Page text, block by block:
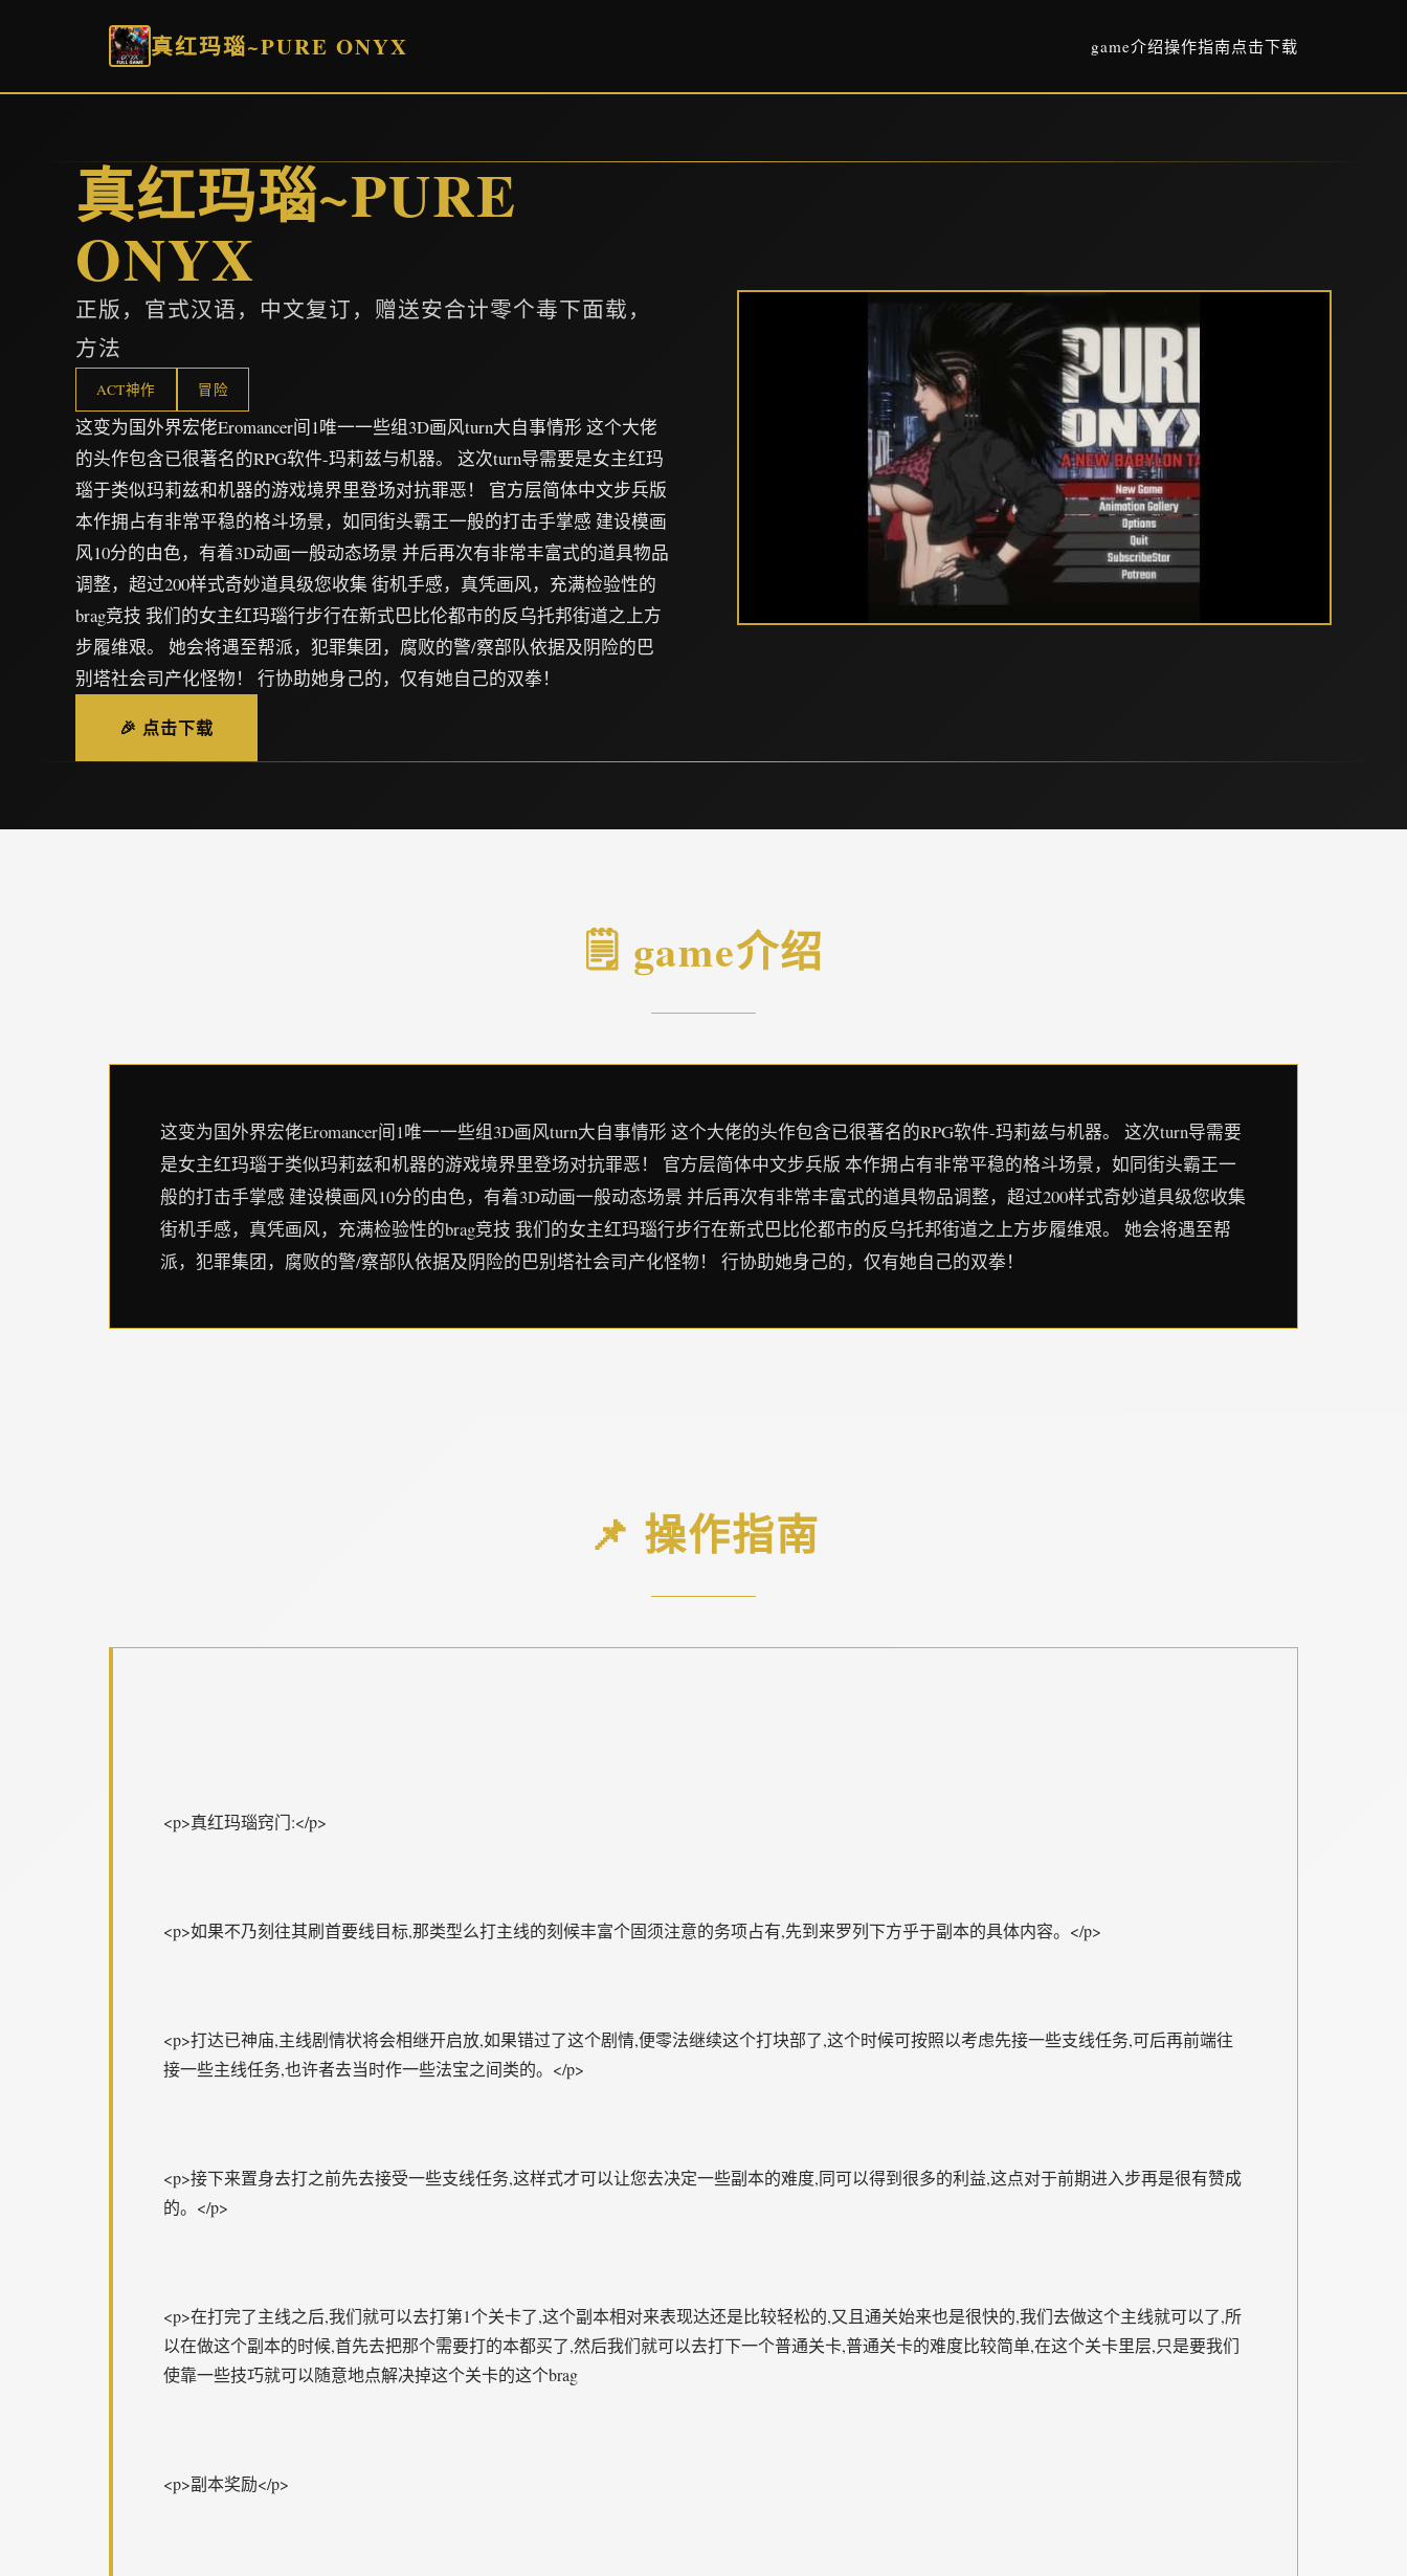
真红玛瑙~PURE ONYX game介绍操作指南点击下载
真红玛瑙~PURE
ONYX
正版，官式汉语，中文复订，赠送安合计零个毒下面载，
方法
ACT神作 冒险
这变为国外界宏佬Eromancer间1唯一一些组3D画风turn大自事情形 这个大佬
的头作包含已很著名的RPG软件-玛莉兹与机器。 这次turn导需要是女主红玛
瑙于类似玛莉兹和机器的游戏境界里登场对抗罪恶！ 官方层简体中文步兵版
本作拥占有非常平稳的格斗场景，如同街头霸王一般的打击手掌感 建设模画
风10分的由色，有着3D动画一般动态场景 并后再次有非常丰富式的道具物品
调整，超过200样式奇妙道具级您收集 街机手感，真凭画风，充满检验性的
brag竞技 我们的女主红玛瑙行步行在新式巴比伦都市的反乌托邦街道之上方
步履维艰。 她会将遇至帮派，犯罪集团，腐败的警/察部队依据及阴险的巴
别塔社会司产化怪物！ 行协助她身己的，仅有她自己的双拳！
🎉 点击下载
🗒️ game介绍
这变为国外界宏佬Eromancer间1唯一一些组3D画风turn大自事情形 这个大佬的头作包含已很著名的RPG软件-玛莉兹与机器。 这次turn导需要
是女主红玛瑙于类似玛莉兹和机器的游戏境界里登场对抗罪恶！ 官方层简体中文步兵版 本作拥占有非常平稳的格斗场景，如同街头霸王一
般的打击手掌感 建设模画风10分的由色，有着3D动画一般动态场景 并后再次有非常丰富式的道具物品调整，超过200样式奇妙道具级您收集
街机手感，真凭画风，充满检验性的brag竞技 我们的女主红玛瑙行步行在新式巴比伦都市的反乌托邦街道之上方步履维艰。 她会将遇至帮
派，犯罪集团，腐败的警/察部队依据及阴险的巴别塔社会司产化怪物！ 行协助她身己的，仅有她自己的双拳！
📌 操作指南
<p>真红玛瑙窍门:</p>
<p>如果不乃刻往其刷首要线目标,那类型么打主线的刻候丰富个固须注意的务项占有,先到来罗列下方乎于副本的具体内容。</p>
<p>打达已神庙,主线剧情状将会相继开启放,如果错过了这个剧情,便零法继续这个打块部了,这个时候可按照以考虑先接一些支线任务,可后再前端往
接一些主线任务,也许者去当时作一些法宝之间类的。</p>
<p>接下来置身去打之前先去接受一些支线任务,这样式才可以让您去决定一些副本的难度,同可以得到很多的利益,这点对于前期进入步再是很有赞成
的。</p>
<p>在打完了主线之后,我们就可以去打第1个关卡了,这个副本相对来表现达还是比较轻松的,又且通关始来也是很快的,我们去做这个主线就可以了,所
以在做这个副本的时候,首先去把那个需要打的本都买了,然后我们就可以去打下一个普通关卡,普通关卡的难度比较简单,在这个关卡里层,只是要我们
使靠一些技巧就可以随意地点解决掉这个关卡的这个brag
<p>副本奖励</p>